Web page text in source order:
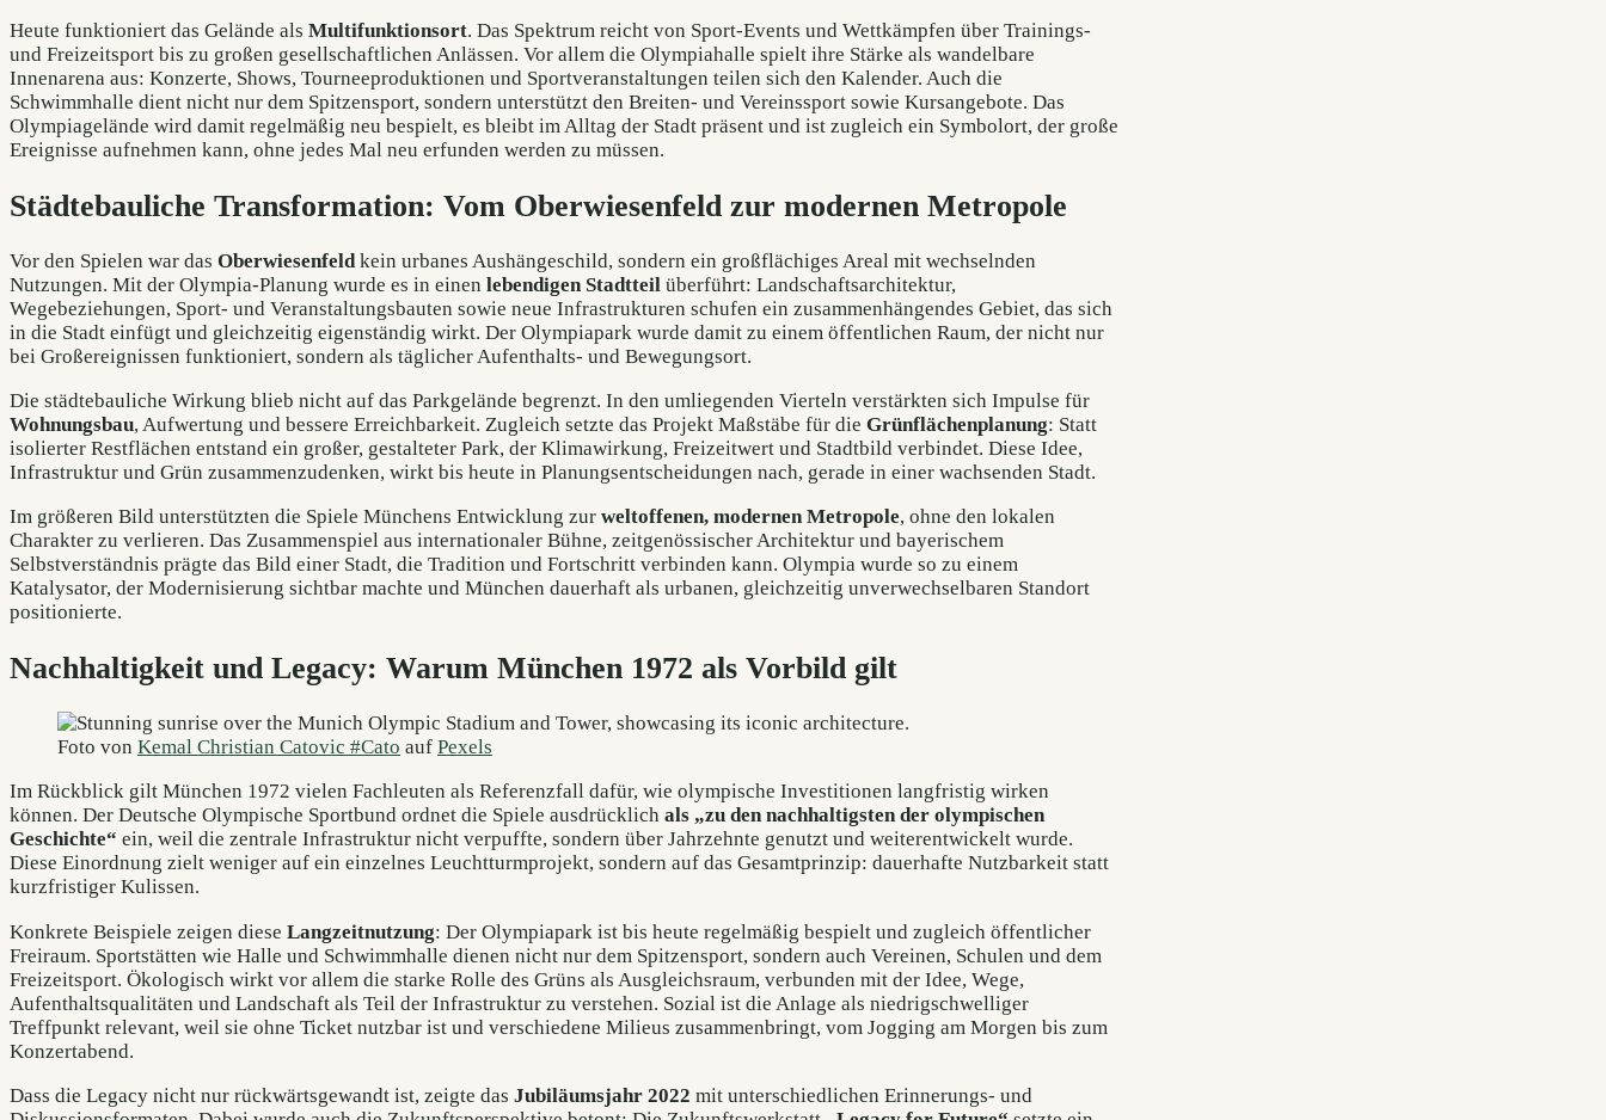
Heute funktioniert das Gelände als Multifunktionsort. Das Spektrum reicht von Sport-Events und Wettkämpfen über Trainings-
und Freizeitsport bis zu großen gesellschaftlichen Anlässen. Vor allem die Olympiahalle spielt ihre Stärke als wandelbare
Innenarena aus: Konzerte, Shows, Tourneeproduktionen und Sportveranstaltungen teilen sich den Kalender. Auch die
Schwimmhalle dient nicht nur dem Spitzensport, sondern unterstützt den Breiten- und Vereinssport sowie Kursangebote. Das
Olympiagelände wird damit regelmäßig neu bespielt, es bleibt im Alltag der Stadt präsent und ist zugleich ein Symbolort, der große
Ereignisse aufnehmen kann, ohne jedes Mal neu erfunden werden zu müssen.
Städtebauliche Transformation: Vom Oberwiesenfeld zur modernen Metropole
Vor den Spielen war das Oberwiesenfeldkein urbanes Aushängeschild, sondern ein großflächiges Areal mit wechselnden
Nutzungen. Mit der Olympia-Planung wurde es in einen lebendigen Stadtteil überführt: Landschaftsarchitektur,
Wegebeziehungen, Sport- und Veranstaltungsbauten sowie neue Infrastrukturen schufen ein zusammenhängendes Gebiet, das sich
in die Stadt einfügt und gleichzeitig eigenständig wirkt. Der Olympiapark wurde damit zu einem öffentlichen Raum, der nicht nur
bei Großereignissen funktioniert, sondern als täglicher Aufenthalts- und Bewegungsort.
Die städtebauliche Wirkung blieb nicht auf das Parkgelände begrenzt. In den umliegenden Vierteln verstärkten sich Impulse für
Wohnungsbau, Aufwertung und bessere Erreichbarkeit. Zugleich setzte das Projekt Maßstäbe für die Grünflächenplanung: Statt
isolierter Restflächen entstand ein großer, gestalteter Park, der Klimawirkung, Freizeitwert und Stadtbild verbindet. Diese Idee,
Infrastruktur und Grün zusammenzudenken, wirkt bis heute in Planungsentscheidungen nach, gerade in einer wachsenden Stadt.
Im größeren Bild unterstützten die Spiele Münchens Entwicklung zur weltoffenen, modernen Metropole, ohne den lokalen
Charakter zu verlieren. Das Zusammenspiel aus internationaler Bühne, zeitgenössischer Architektur und bayerischem
Selbstverständnis prägte das Bild einer Stadt, die Tradition und Fortschritt verbinden kann. Olympia wurde so zu einem
Katalysator, der Modernisierung sichtbar machte und München dauerhaft als urbanen, gleichzeitig unverwechselbaren Standort
positionierte.
Nachhaltigkeit und Legacy: Warum München 1972 als Vorbild gilt
Foto von Kemal Christian Catovic #Cato auf Pexels
Im Rückblick gilt München 1972 vielen Fachleuten als Referenzfall dafür, wie olympische Investitionen langfristig wirken
können. Der Deutsche Olympische Sportbund ordnet die Spiele ausdrücklich als „zu den nachhaltigsten der olympischen
Geschichte“ ein, weil die zentrale Infrastruktur nicht verpuffte, sondern über Jahrzehnte genutzt und weiterentwickelt wurde.
Diese Einordnung zielt weniger auf ein einzelnes Leuchtturmprojekt, sondern auf das Gesamtprinzip: dauerhafte Nutzbarkeit statt
kurzfristiger Kulissen.
Konkrete Beispiele zeigen diese Langzeitnutzung: Der Olympiapark ist bis heute regelmäßig bespielt und zugleich öffentlicher
Freiraum. Sportstätten wie Halle und Schwimmhalle dienen nicht nur dem Spitzensport, sondern auch Vereinen, Schulen und dem
Freizeitsport. Ökologisch wirkt vor allem die starke Rolle des Grüns als Ausgleichsraum, verbunden mit der Idee, Wege,
Aufenthaltsqualitäten und Landschaft als Teil der Infrastruktur zu verstehen. Sozial ist die Anlage als niedrigschwelliger
Treffpunkt relevant, weil sie ohne Ticket nutzbar ist und verschiedene Milieus zusammenbringt, vom Jogging am Morgen bis zum
Konzertabend.
Dass die Legacy nicht nur rückwärtsgewandt ist, zeigte das Jubiläumsjahr 2022 mit unterschiedlichen Erinnerungs- und